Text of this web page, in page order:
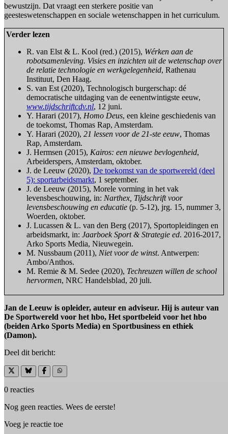
bewustzijn. Dat vraagt een sterkere positie van
geesteswetenschappen en sociale wetenschappen in het curriculum.
Verder lezen
R. van Elst & L. Kool (red.) (2015), Wérken aan de
robotsamenleving. Visies en inzichten uit de wetenschap over
de relatie technologie en werkgelegenheid, Rathenau
Instituut, Den Haag.
S. van Est (2020), Technologisch burgerschap: dé
democratische uitdaging van de eenentwintigste eeuw,
www.tijdschriftcdv.nl, 12 juni.
Y. Harari (2017), Homo Deus, een kleine geschiedenis van
de toekomst, Thomas Rap, Amsterdam.
Y. Harari (2020), 21 lessen voor de 21-ste eeuw, Thomas
Rap, Amsterdam.
J. Hermsen (2015), Kairos: een nieuwe bevlogenheid,
Arbeiderspers, Amsterdam, oktober.
J. de Leeuw (2020), De toekomst van de sportwereld (deel
5): sportarbeidsmarkt, 1 september.
J. de Leeuw (2015), Morele vorming in het vak
levensbeschouwing, in: Narthex, Tijdschrift voor
levensbeschouwing en educatie (p. 5-12), jrg. 15, nummer 3,
Woerden, oktober.
J. Lucassen & L. van den Berg (2017), Sportopleidingen en
arbeidsmarkt, in: Jaarboek Sport & Strategie ed. 2016-2017,
Arko Sports Media, Nieuwegein.
M. Nussbaum (2011), Niet voor de winst. Antwerpen:
Ambo/Anthos.
M. Remie & M. Sedee (2020), Techreuzen willen de school
hervormen, NRC Handelsblad, 20 juli.
Jan de Leeuw is opleider, auteur en adviseur. Hij is auteur van
De Sportwereld voor het hbo, Het sportbeleid voor het hbo
(beiden Arko Sports Media) en Sportbusiness en ethiek
(Damon).
Deel dit bericht:
0 reacties
Nog geen reacties. Wees de eerste!
Voeg je reactie toe